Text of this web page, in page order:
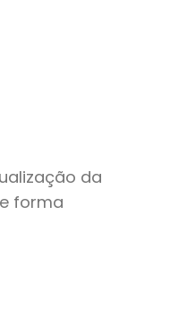
da
forma